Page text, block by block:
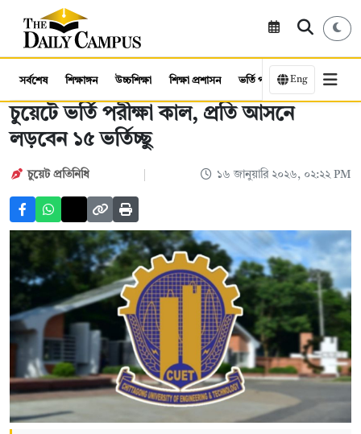
সর্বশেষ শিক্ষাঙ্গন উচ্চশিক্ষা শিক্ষা প্রশাসন ভর্তি পরীক্ষা কর্মসংস্থান
Eng
চুয়েটে ভর্তি পরীক্ষা কাল, প্রতি আসনে
লড়বেন ১৫ ভর্তিচ্ছু
চুয়েট প্রতিনিধি ১৬ জানুয়ারি ২০২৬, ০২:২২ PM